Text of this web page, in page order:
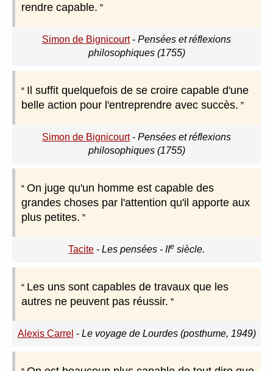
rendre capable.
Simon de Bignicourt- Pensées et réflexions
philosophiques (1755)
Il suffit quelquefois de se croire capable d'une
belle action pour l'entreprendre avec succès.
Simon de Bignicourt- Pensées et réflexions
philosophiques (1755)
On juge qu'un homme est capable des
grandes choses par l'attention qu'il apporte aux
plus petites.
Tacite - Les pensées - IIe siècle.
Les uns sont capables de travaux que les
autres ne peuvent pas réussir.
Alexis Carrel - Le voyage de Lourdes (posthume, 1949)